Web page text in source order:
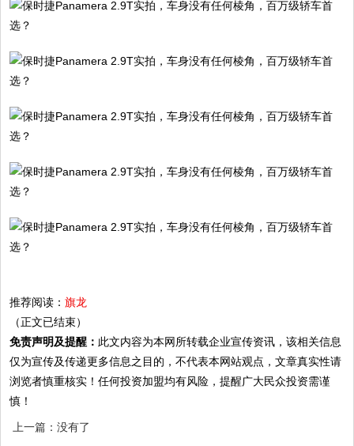
推荐阅读：旗龙
（正文已结束）
免责声明及提醒： 此文内容为本网所转载企业宣传资讯，该相关信息
仅为宣传及传递更多信息之目的，不代表本网站观点，文章真实性请
浏览者慎重核实！任何投资加盟均有风险，提醒广大民众投资需谨
慎！
上一篇：没有了